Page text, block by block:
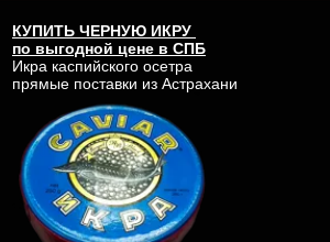
КУПИТЬ ЧЕРНУЮ ИКРУ
по выгодной цене в СПБ
Икра каспийского осетра
прямые поставки из Астрахани